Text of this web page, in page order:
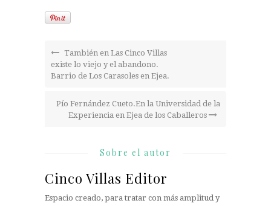
También en Las Cinco Villas
existe lo viejo y el abandono.
Barrio de Los Carasoles en Ejea.
Pío Fernández Cueto.En la Universidad de la
Experiencia en Ejea de los Caballeros
Sobre el autor
Cinco Villas Editor
Espacio creado, para tratar con más amplitud y